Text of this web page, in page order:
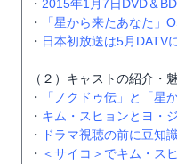
・ 2015年1月7日DVD＆
・
「星から来たあなた」
・ 日本初放送は5月DATV
（２）キャストの紹介・
・
「ノクドゥ伝」と「星
・ キム・スヒョンとヨ・
・
ドラマ視聴の前に豆知
・ ＜サイコ＞でキム・ス